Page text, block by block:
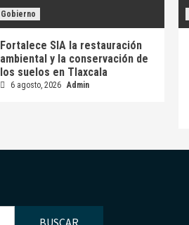
Gobierno
Fortalece SIA la restauración
ambiental y la conservación de
los suelos en Tlaxcala
6 agosto, 2026 Admin